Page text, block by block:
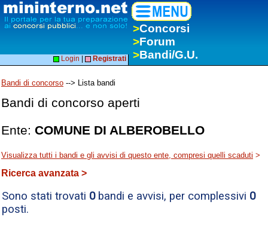
>Concorsi
>Forum
>Bandi/G.U.
Login Registrati
Bandi di concorso --> Lista bandi
Bandi di concorso aperti
Ente: COMUNE DI ALBEROBELLO
Visualizza tutti i bandi e gli avvisi di questo ente, compresi quelli scaduti >
Ricerca avanzata >
Sono stati trovati 0bandi e avvisi, per complessivi 0
posti.